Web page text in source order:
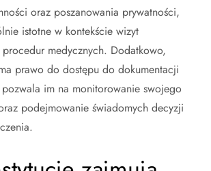
oraz poszanowania prywatności,
istotne w kontekście wizyt
medycznych. Dodatkowo,
prawo do dostępu do dokumentacji
im na monitorowanie swojego
podejmowanie świadomych decyzji